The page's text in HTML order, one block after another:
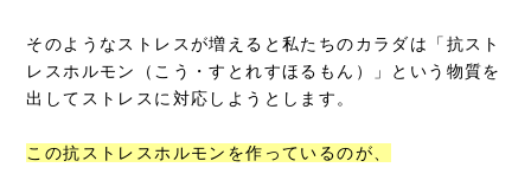
そのようなストレスが増えると私たちのカラダは「抗スト
レスホルモン（こう・すとれすほるもん）」という物質を
出してストレスに対応しようとします。
この抗ストレスホルモンを作っているのが、